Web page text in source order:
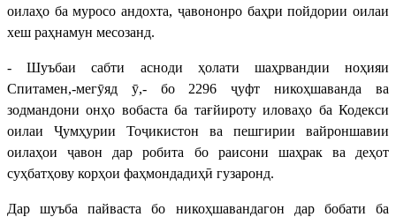
оилаҳо ба муросо андохта, ҷавононро баҳри пойдории оилаи
хеш раҳнамун месозанд.
- Шуъбаи сабти асноди ҳолати шаҳрвандии ноҳияи
Спитамен,-мегӯяд ӯ,- бо 2296 ҷуфт никоҳшаванда ва
зодмандони онҳо вобаста ба тағйироту иловаҳо ба Кодекси
оилаи Ҷумҳурии Тоҷикистон ва пешгирии вайроншавии
оилаҳои ҷавон дар робита бо раисони шаҳрак ва деҳот
суҳбатҳову корҳои фаҳмондадиҳӣ гузаронд.
Дар шуъба пайваста бо никоҳшавандагон дар бобати ба